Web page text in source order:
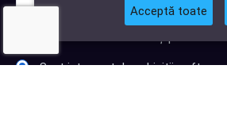
Sunt interesat de achiziții software
Acceptă toate